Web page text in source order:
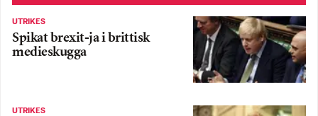
UTRIKES
Spikat brexit-ja i brittisk
medieskugga
UTRIKES